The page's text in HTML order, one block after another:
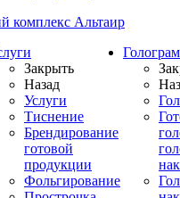
Закрыть
Назад
Услуги
Тиснение
Брендирование
готовой
продукции
Фольгирование